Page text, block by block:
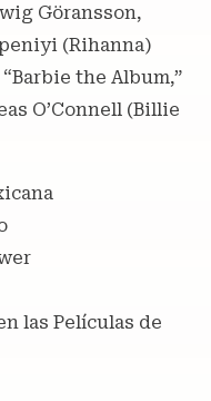
Göransson,
(Rihanna)
the Album,”
O’Connell (Billie
las Películas de